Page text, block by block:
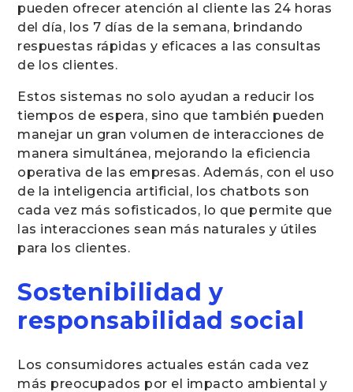
pueden ofrecer atención al cliente las 24 horas
del día, los 7 días de la semana, brindando
respuestas rápidas y eficaces a las consultas
de los clientes.
Estos sistemas no solo ayudan a reducir los
tiempos de espera, sino que también pueden
manejar un gran volumen de interacciones de
manera simultánea, mejorando la eficiencia
operativa de las empresas. Además, con el uso
de la inteligencia artificial, los chatbots son
cada vez más sofisticados, lo que permite que
las interacciones sean más naturales y útiles
para los clientes.
Sostenibilidad y
responsabilidad social
Los consumidores actuales están cada vez
más preocupados por el impacto ambiental y